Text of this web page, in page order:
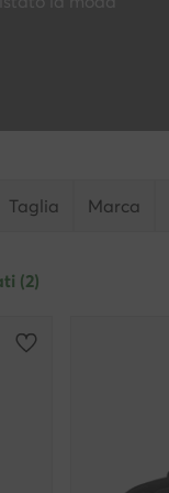
Taglia Marca
(2)